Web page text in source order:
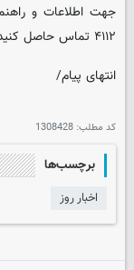
۴۱۱۲ تماس حاصل کنید.
انتهای پیام/
کد مطلب: 1308428
برچسب‌ها
اخبار روز